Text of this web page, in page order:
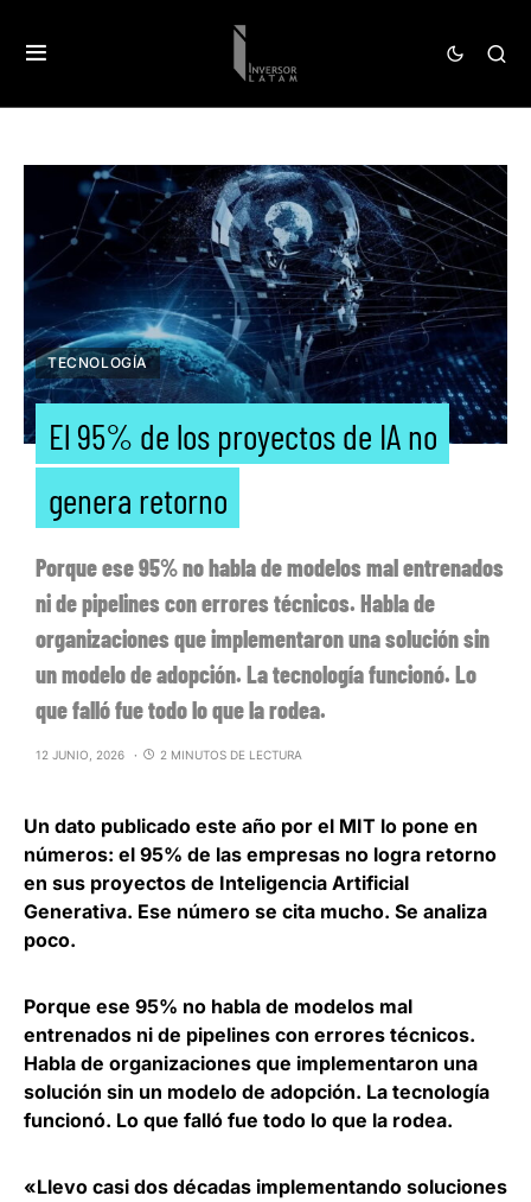
TECNOLOGÍA
El 95% de los proyectos de IA no
genera retorno
Porque ese 95% no habla de modelos mal entrenados
ni de pipelines con errores técnicos. Habla de
organizaciones que implementaron una solución sin
un modelo de adopción. La tecnología funcionó. Lo
que falló fue todo lo que la rodea.
12 JUNIO, 2026 2 MINUTOS DE LECTURA
Un dato publicado este año por el MIT lo pone en
números: el 95% de las empresas no logra retorno
en sus proyectos de Inteligencia Artificial
Generativa. Ese número se cita mucho. Se analiza
poco.
Porque ese 95% no habla de modelos mal
entrenados ni de pipelines con errores técnicos.
Habla de organizaciones que implementaron una
solución sin un modelo de adopción. La tecnología
funcionó. Lo que falló fue todo lo que la rodea.
«Llevo casi dos décadas implementando soluciones